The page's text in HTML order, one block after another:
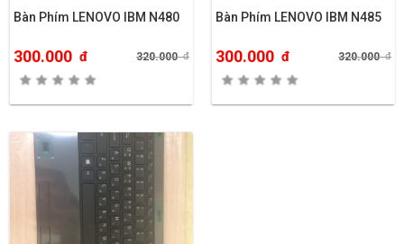
Bàn Phím LENOVO IBM N480
300.000 đ 320.000đ
Bàn Phím LENOVO IBM N485
300.000 đ 320.000đ